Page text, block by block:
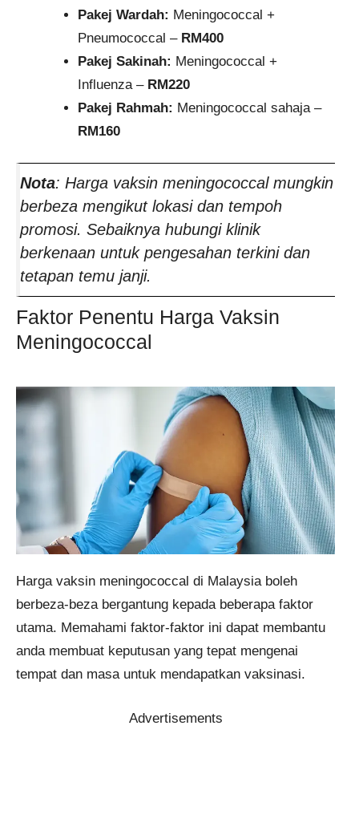
Pakej Wardah: Meningococcal +
Pneumococcal – RM400
Pakej Sakinah: Meningococcal +
Influenza – RM220
Pakej Rahmah: Meningococcal sahaja –
RM160
Nota: Harga vaksin meningococcal mungkin
berbeza mengikut lokasi dan tempoh
promosi. Sebaiknya hubungi klinik
berkenaan untuk pengesahan terkini dan
tetapan temu janji.
Faktor Penentu Harga Vaksin
Meningococcal
Harga vaksin meningococcal di Malaysia boleh
berbeza-beza bergantung kepada beberapa faktor
utama. Memahami faktor-faktor ini dapat membantu
anda membuat keputusan yang tepat mengenai
tempat dan masa untuk mendapatkan vaksinasi.​
Advertisements